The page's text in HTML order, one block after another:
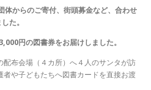
体からのご寄付、街頭募金など、合わせ
た。
円の図書券をお届けしました。
布会場（４カ所）へ４人のサンタが訪
や子どもたちへ図書カードを直接お渡